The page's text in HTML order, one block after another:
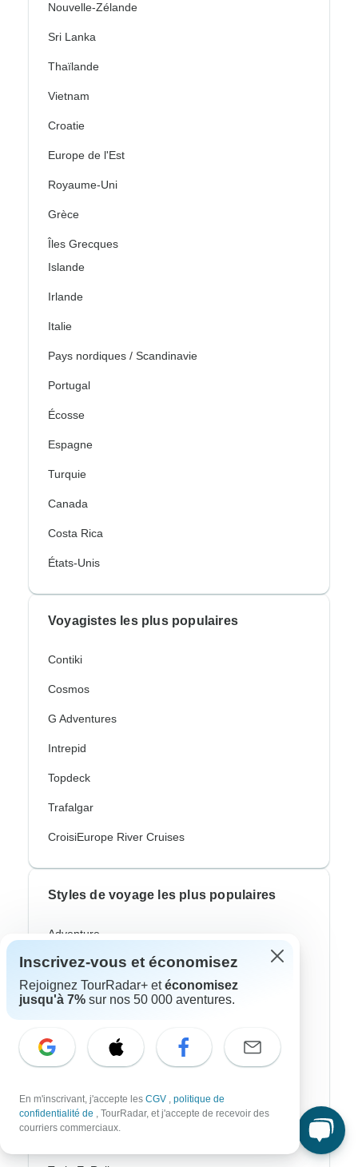
Nouvelle-Zélande
Sri Lanka
Thaïlande
Vietnam
Croatie
Europe de l'Est
Royaume-Uni
Grèce
Îles Grecques
Islande
Irlande
Italie
Pays nordiques / Scandinavie
Portugal
Écosse
Espagne
Turquie
Canada
Costa Rica
États-Unis
Voyagistes les plus populaires
Contiki
Cosmos
G Adventures
Intrepid
Topdeck
Trafalgar
CroisiEurope River Cruises
Styles de voyage les plus populaires
Adventure
Vélo
Randonnee & Trek
Croisière Fluviale
Voyages Culturel
Inscrivez-vous et économisez
Rejoignez TourRadar+ etéconomisez
jusqu'à 7% sur nos 50 000 aventures.
En m'inscrivant, j'accepte les CGV , politique de
confidentialité de , TourRadar, et j'accepte de recevoir des
courriers commerciaux.